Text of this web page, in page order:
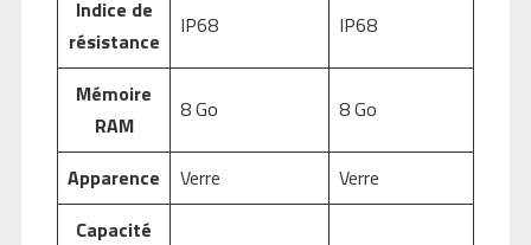
Indice de
résistance
IP68 IP68
Mémoire
RAM
8 Go 8 Go
Apparence Verre
Verre
Capacité